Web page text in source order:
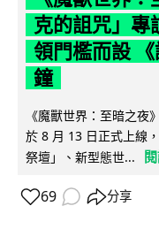
克的詛咒」專
領門檻而設
鐘
《魔獸世界：至暗之夜
於 8 月 13 日正式上線
祭壇」、新型態世...
69 分享